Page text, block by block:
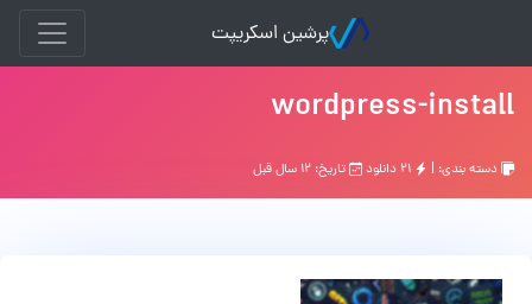
پرشین اسکریپت
wordpress-install
دسته بندی: | تاریخ: ۱۲ سال قبل